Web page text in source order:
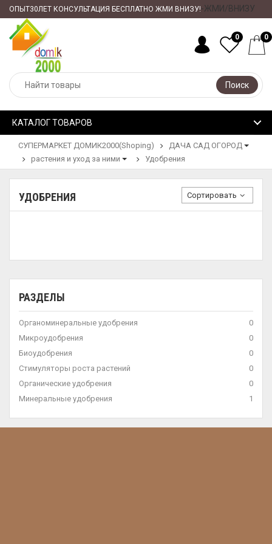
ОПЫТ30ЛЕТ КОНСУЛЬТАЦИЯ БЕСПЛАТНО ЖМИ ВНИЗУ!-ЖМИ/ВНИЗУ
Поиск
0 0
КАТАЛОГ ТОВАРОВ
СУПЕРМАРКЕТ ДОМИК2000(Shoping)
ДАЧА САД ОГОРОД
растения и уход за ними
Удобрения
РАЗДЕЛЫ
Органоминеральные удобрения
0
Микроудобрения
0
Биоудобрения
0
Стимуляторы роста растений
0
Органические удобрения
0
Минеральные удобрения
1
УДОБРЕНИЯ Сортировать